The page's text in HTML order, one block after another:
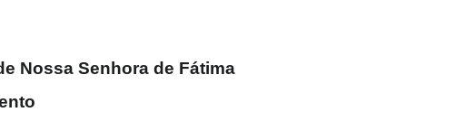
Nossa Senhora de Fátima